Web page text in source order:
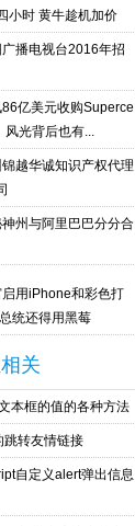
小时 黄牛趁机加价
播电视台2016年招
86亿美元收购Superce
风光背后也有...
越华诚知识产权代理
州与阿里巴巴分分合
用iPhone和彩色打
统还得用黑莓
关
本框的值的各种方法
跳转友情链接
自定义alert弹出信息